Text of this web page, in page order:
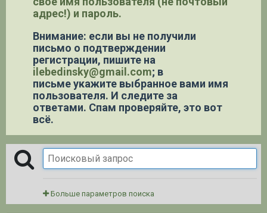
адрес!) и пароль.
Внимание: если вы не получили
письмо о подтверждении
регистрации, пишите на
ilebedinsky@gmail.com; в
письме укажите выбранное вами имя
пользователя. И следите за
ответами. Спам проверяйте, это вот
всё.
Больше параметров поиска